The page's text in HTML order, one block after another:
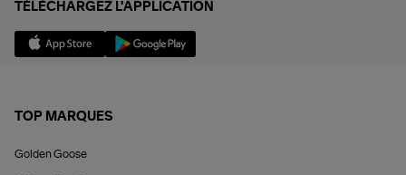
TÉLÉCHARGEZ L'APPLICATION
TOP MARQUES
Golden Goose